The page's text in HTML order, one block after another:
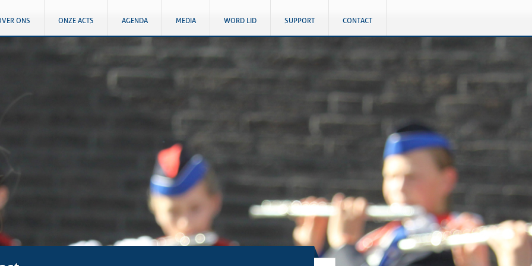
ONS ONZE ACTS AGENDA MEDIA WORD LID SUPPORT CONTACT